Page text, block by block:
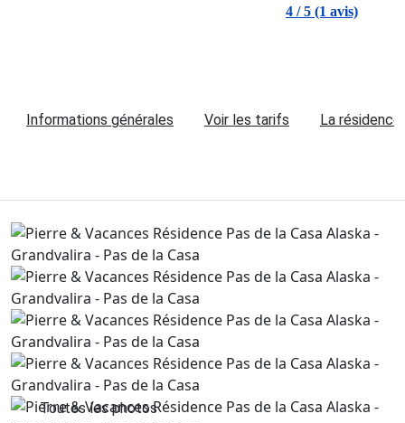
4 / 5 (1 avis)
Informations générales Voir les tarifs La résidence
Toutes les photos